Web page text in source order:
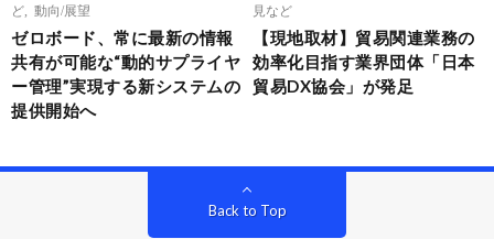
ど
動向/展望
ゼロボード、常に最新の情報
共有が可能な“動的サプライヤ
ー管理”実現する新システムの
提供開始へ
見など
【現地取材】貿易関連業務の
効率化目指す業界団体「日本
貿易DX協会」が発足
Back to Top